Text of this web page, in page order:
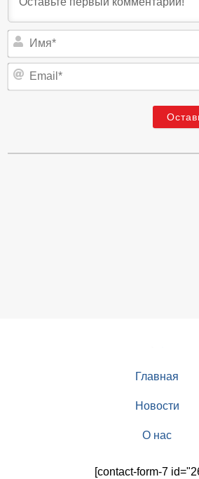
Главная
Новости
О нас
[contact-form-7